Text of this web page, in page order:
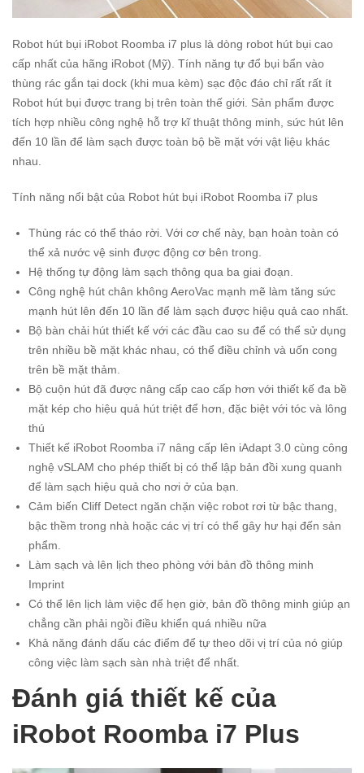
Robot hút bụi iRobot Roomba i7 plus là dòng robot hút bụi cao
cấp nhất của hãng iRobot (Mỹ). Tính năng tự đổ bụi bẩn vào
thùng rác gắn tại dock (khi mua kèm) sạc độc đáo chỉ rất rất ít
Robot hút bụi được trang bị trên toàn thế giới. Sản phẩm được
tích hợp nhiều công nghệ hỗ trợ kĩ thuật thông minh, sức hút lên
đến 10 lần để làm sạch được toàn bộ bề mặt với vật liệu khác
nhau.
Tính năng nổi bật của Robot hút bụi iRobot Roomba i7 plus
Thùng rác có thể tháo rời. Với cơ chế này, bạn hoàn toàn có
thể xả nước vệ sinh được động cơ bên trong.
Hệ thống tự động làm sạch thông qua ba giai đoạn.
Công nghệ hút chân không AeroVac mạnh mẽ làm tăng sức
mạnh hút lên đến 10 lần để làm sạch được hiệu quả cao nhất.
Bộ bàn chải hút thiết kế với các đầu cao su để có thể sử dụng
trên nhiều bề mặt khác nhau, có thể điều chỉnh và uốn cong
trên bề mặt thảm.
Bộ cuộn hút đã được nâng cấp cao cấp hơn với thiết kế đa bề
mặt kép cho hiệu quả hút triệt để hơn, đặc biệt với tóc và lông
thú
Thiết kế iRobot Roomba i7 nâng cấp lên iAdapt 3.0 cùng công
nghệ vSLAM cho phép thiết bị có thể lập bản đồi xung quanh
để làm sạch hiệu quả cho nơi ở của bạn.
Cảm biến Cliff Detect ngăn chặn việc robot rơi từ bậc thang,
bậc thềm trong nhà hoặc các vị trí có thể gây hư hại đến sản
phẩm.
Làm sạch và lên lịch theo phòng với bản đồ thông minh
Imprint
Có thể lên lịch làm việc để hẹn giờ, bản đồ thông minh giúp ạn
chẳng cần phải ngồi điều khiển quá nhiều nữa
Khả năng đánh dấu các điểm để tự theo dõi vị trí của nó giúp
công việc làm sạch sàn nhà triệt để nhất.
Đánh giá thiết kế của
iRobot Roomba i7 Plus